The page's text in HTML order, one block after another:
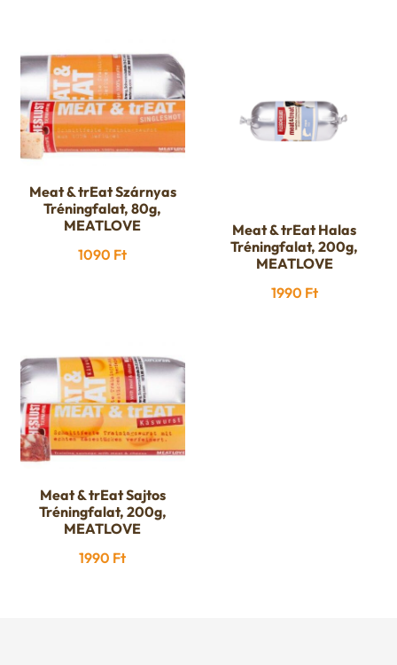
Meat & trEat Szárnyas
Tréningfalat, 80g,
MEATLOVE
1090 Ft
Meat & trEat Halas
Tréningfalat, 200g,
MEATLOVE
1990 Ft
Meat & trEat Sajtos
Tréningfalat, 200g,
MEATLOVE
1990 Ft